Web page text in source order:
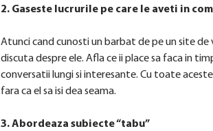
2. Gaseste lucrurile pe care le aveti in
Atunci cand cunosti un barbat de pe un site
discuta despre ele. Afla ce ii place sa faca in
conversatii lungi si interesante. Cu toate
fara ca el sa isi dea seama.
3. Abordeaza subiecte “tabu”